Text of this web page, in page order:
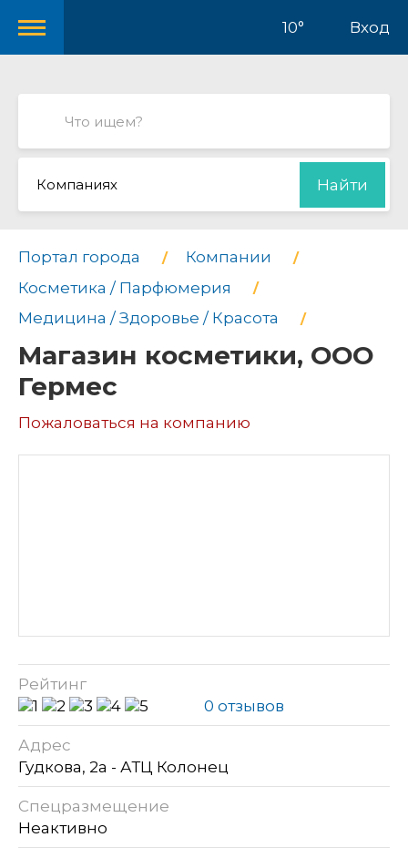
10° Вход
Компаниях Найти
Портал города
Компании
Косметика / Парфюмерия
Медицина / Здоровье / Красота
Магазин косметики, ООО
Гермес
Пожаловаться на компанию
Рейтинг
0 отзывов
Адрес
Гудкова, 2а - АТЦ Колонец
Спецразмещение
Неактивно